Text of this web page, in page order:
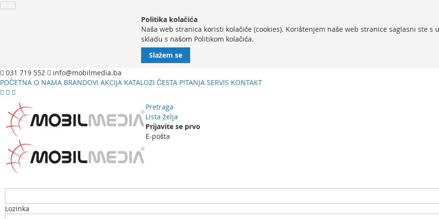
Politika kolačića
Naša web stranica koristi kolačiće (cookies). Korištenjem naše web stranice saglasni ste s
skladu s našom Politikom kolačića.
Slažem se
031 719 552
info@mobilmedia.ba
POČETNA O NAMA BRANDOVI AKCIJA KATALOZI ČESTA PITANJA SERVIS KONTAKT
Pretraga
Lista želja
Prijavite se prvo
E-pošta
Lozinka